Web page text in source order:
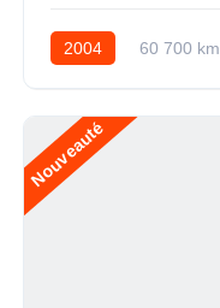
2004 60 700 km
Nouveauté